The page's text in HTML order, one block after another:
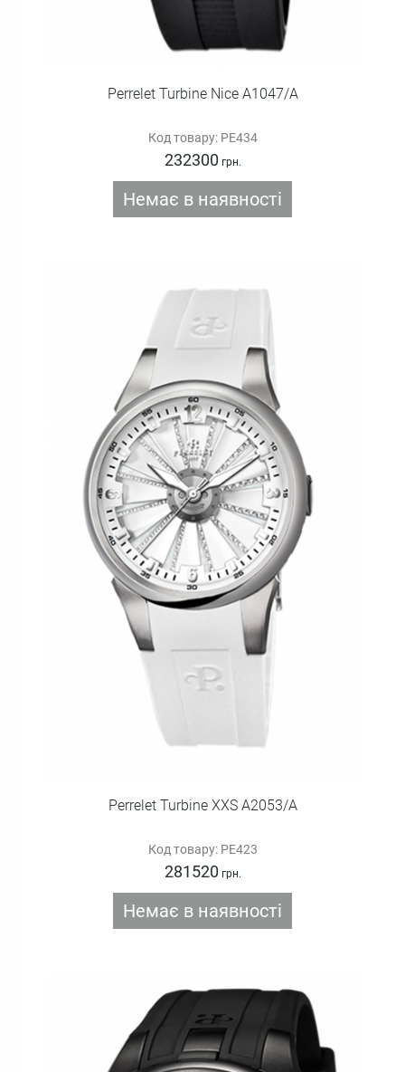
Perrelet Turbine Nice A1047/A
Код товару: PE434
232300 грн.
Немає в наявності
Perrelet Turbine XXS A2053/A
Код товару: PE423
281520 грн.
Немає в наявності